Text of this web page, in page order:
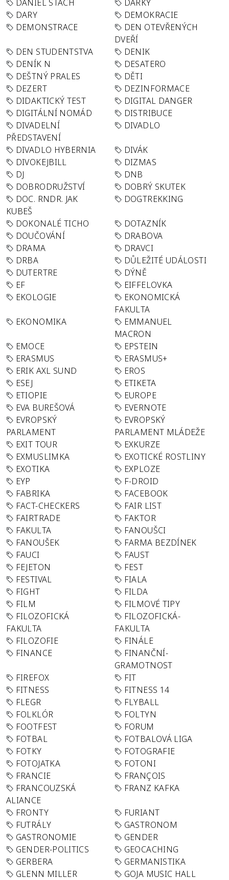
DANIEL STACH
DÁRKY
DARY
DEMOKRACIE
DEMONSTRACE
DEN OTEVŘENÝCH
DVEŘÍ
DEN STUDENTSTVA
DENIK
DENÍK N
DESATERO
DEŠTNÝ PRALES
DĚTI
DEZERT
DEZINFORMACE
DIDAKTICKÝ TEST
DIGITAL DANGER
DIGITÁLNÍ NOMÁD
DISTRIBUCE
DIVADELNÍ
PŘEDSTAVENÍ
DIVADLO
DIVADLO HYBERNIA
DIVÁK
DIVOKEJBILL
DIZMAS
DJ
DNB
DOBRODRUŽSTVÍ
DOBRÝ SKUTEK
DOC. RNDR. JAK
KUBEŠ
DOGTREKKING
DOKONALÉ TICHO
DOTAZNÍK
DOUČOVÁNÍ
DRABOVA
DRAMA
DRAVCI
DRBA
DŮLEŽITÉ UDÁLOSTI
DUTERTRE
DÝNĚ
EF
EIFFELOVKA
EKOLOGIE
EKONOMICKÁ
FAKULTA
EKONOMIKA
EMMANUEL
MACRON
EMOCE
EPSTEIN
ERASMUS
ERASMUS+
ERIK AXL SUND
EROS
ESEJ
ETIKETA
ETIOPIE
EUROPE
EVA BUREŠOVÁ
EVERNOTE
EVROPSKÝ
PARLAMENT
EVROPSKÝ
PARLAMENT MLÁDEŽE
EXIT TOUR
EXKURZE
EXMUSLIMKA
EXOTICKÉ ROSTLINY
EXOTIKA
EXPLOZE
EYP
F-DROID
FABRIKA
FACEBOOK
FACT-CHECKERS
FAIR LIST
FAIRTRADE
FAKTOR
FAKULTA
FANOUŠCI
FANOUŠEK
FARMA BEZDÍNEK
FAUCI
FAUST
FEJETON
FEST
FESTIVAL
FIALA
FIGHT
FILDA
FILM
FILMOVÉ TIPY
FILOZOFICKÁ
FAKULTA
FILOZOFICKÁ-
FAKULTA
FILOZOFIE
FINÁLE
FINANCE
FINANČNÍ-
GRAMOTNOST
FIREFOX
FIT
FITNESS
FITNESS 14
FLEGR
FLYBALL
FOLKLÓR
FOLTYN
FOOTFEST
FORUM
FOTBAL
FOTBALOVÁ LIGA
FOTKY
FOTOGRAFIE
FOTOJATKA
FOTONI
FRANCIE
FRANÇOIS
FRANCOUZSKÁ
ALIANCE
FRANZ KAFKA
FRONTY
FURIANT
FUTRÁLY
GASTRONOM
GASTRONOMIE
GENDER
GENDER-POLITICS
GEOCACHING
GERBERA
GERMANISTIKA
GLENN MILLER
GOJA MUSIC HALL